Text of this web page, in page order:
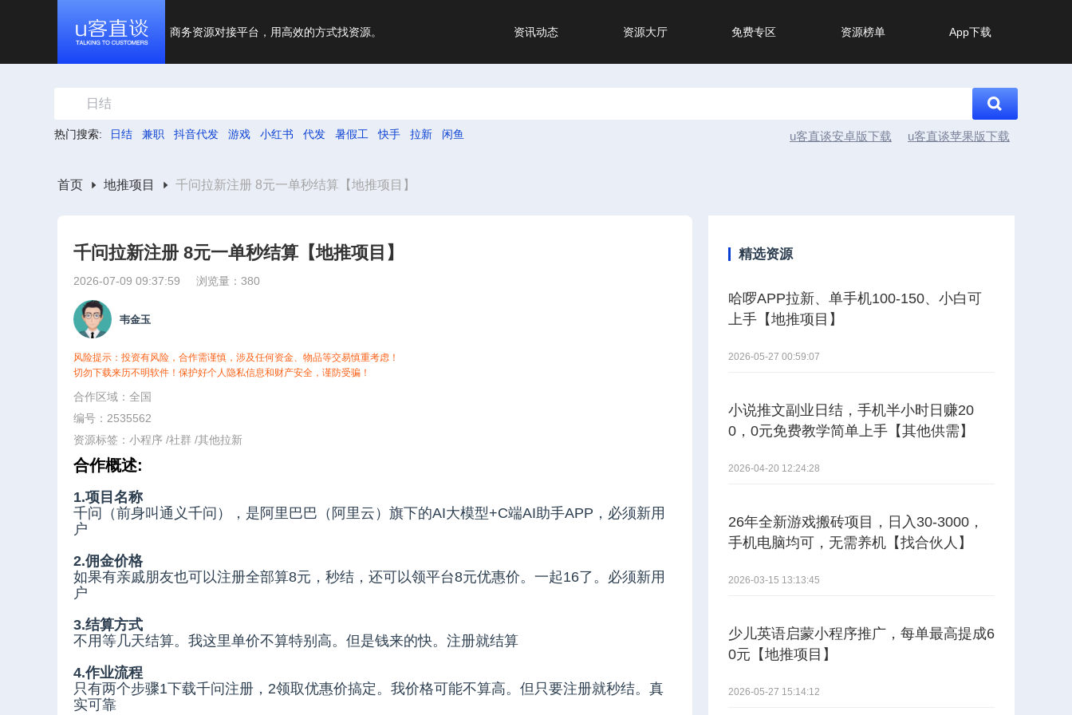
商务资源对接平台，用高效的方式找资源。 资讯动态 资源大厅 免费专区 资源榜单 App下载
日结
热门搜索: 日结 兼职 抖音代发 游戏 小红书 代发 暑假工 快手 拉新 闲鱼 u客直谈安卓版下载 u客直谈苹果版下载
首页 地推项目 千问拉新注册 8元一单秒结算【地推项目】
千问拉新注册 8元一单秒结算【地推项目】
2026-07-09 09:37:59 浏览量：380
韦金玉
风险提示：投资有风险，合作需谨慎，涉及任何资金、物品等交易慎重考虑！
切勿下载来历不明软件！保护好个人隐私信息和财产安全，谨防受骗！
合作区域：全国
编号：2535562
资源标签： 小程序 /社群 /其他拉新
合作概述:
1.项目名称
千问（前身叫通义千问），是阿里巴巴（阿里云）旗下的AI大模型+C端AI助手APP，必须新用
户
2.佣金价格
如果有亲戚朋友也可以注册全部算8元，秒结，还可以领平台8元优惠价。一起16了。必须新用
户
3.结算方式
不用等几天结算。我这里单价不算特别高。但是钱来的快。注册就结算
4.作业流程
只有两个步骤1下载千问注册，2领取优惠价搞定。我价格可能不算高。但只要注册就秒结。真
实可靠
精选资源
哈啰APP拉新、单手机100-150、小白可
上手【地推项目】
2026-05-27 00:59:07
小说推文副业日结，手机半小时日赚20
0，0元免费教学简单上手【其他供需】
2026-04-20 12:24:28
26年全新游戏搬砖项目，日入30-3000，
手机电脑均可，无需养机【找合伙人】
2026-03-15 13:13:45
少儿英语启蒙小程序推广，每单最高提成6
0元【地推项目】
2026-05-27 15:14:12